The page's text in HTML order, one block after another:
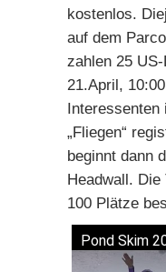
kostenlos.
auf dem
zahlen 25
21.April,
Interessenten
„Fliegen“
beginnt dann
Headwall. Die
100 Plätze
Pond Skim